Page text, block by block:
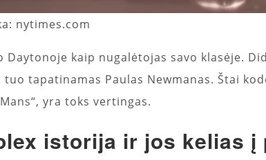
nytimes.com
Daytonoje kaip nugalėtojas savo klasėje.
tapatinamas Paulas Newmanas. Štai
yra toks vertingas.
istorija ir jos kelias į